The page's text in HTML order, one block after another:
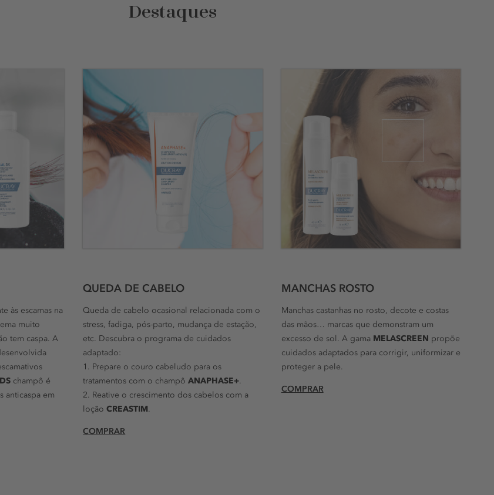
Destaques
às escamas na
muito
tem caspa. A
champô é
anticaspa em
QUEDA DE CABELO
Queda de cabelo ocasional relacionada com o
stress, fadiga, pós-parto, mudança de estação,
etc. Descubra o programa de cuidados
adaptado:
1. Prepare o couro cabeludo para os
tratamentos com o champôANAPHASE+.
2. Reative o crescimento dos cabelos com a
loçãoCREASTIM.
COMPRAR
MANCHAS ROSTO
Manchas castanhas no rosto, decote e costas
das mãos… marcas que demonstram um
excesso de sol. A gama MELASCREEN propõe
cuidados adaptados para corrigir, uniformizar e
proteger a pele.
COMPRAR